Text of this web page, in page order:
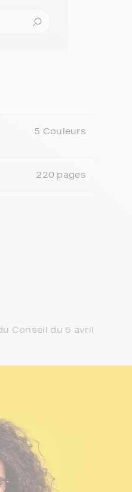
5 Couleurs
220 pages
Conseil du 5 avril